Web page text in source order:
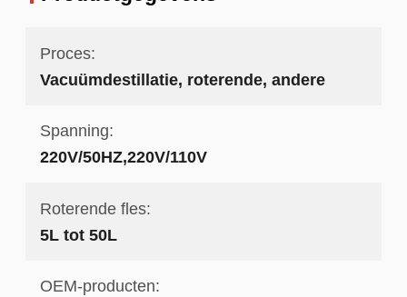
Proces:
Vacuümdestillatie, roterende, andere
Spanning:
220V/50HZ,220V/110V
Roterende fles:
5L tot 50L
OEM-producten: